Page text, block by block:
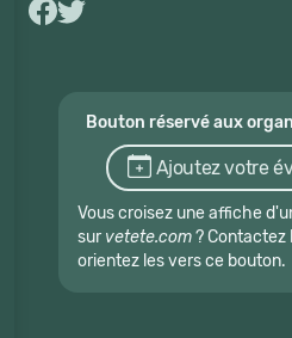
Bouton réservé aux
Ajoutez votre
Vous croisez une affiche
sur vetete.com? Contactez
orientez les vers ce bouton.